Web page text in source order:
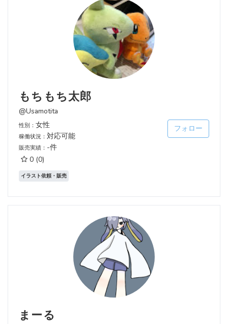
もちもち太郎
@Usamotita
性別： 女性
稼働状況： 対応可能
販売実績： -件
0 (0)
フォロー
イラスト依頼・販売
まーる